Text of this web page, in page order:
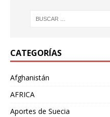
CATEGORÍAS
Afghanistán
AFRICA
Aportes de Suecia